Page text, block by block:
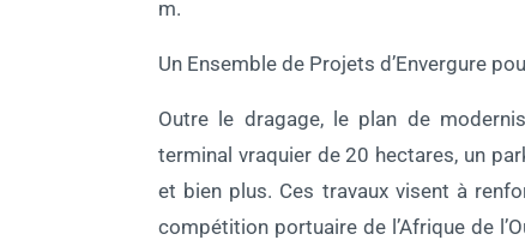
m.
Un Ensemble de Projets d’Envergure
Outre le dragage, le plan de
terminal vraquier de 20 hectares, un
et bien plus. Ces travaux visent à
compétition portuaire de l’Afrique de